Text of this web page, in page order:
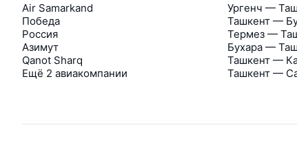
Air Samarkand
Победа
Россия
Азимут
Qanot Sharq
Ещё 2 авиакомпании
Ургенч —
Ташкент —
Термез —
Бухара —
Ташкент —
Ташкент —